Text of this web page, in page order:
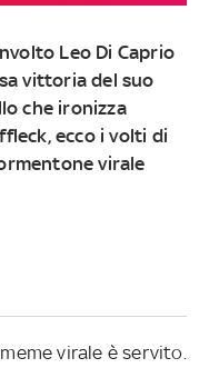
Leo Di Caprio
vittoria del suo
che ironizza
ecco i volti di
virale
virale è servito.